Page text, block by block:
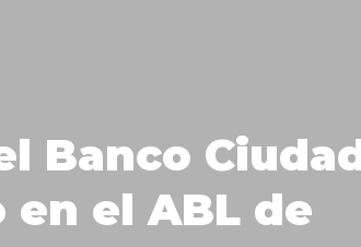
Banco
el ABL de